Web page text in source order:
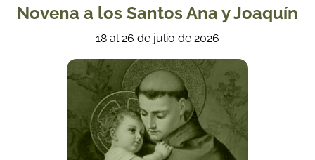
Novena a los Santos Ana y Joaquín
18 al 26 de julio de 2026